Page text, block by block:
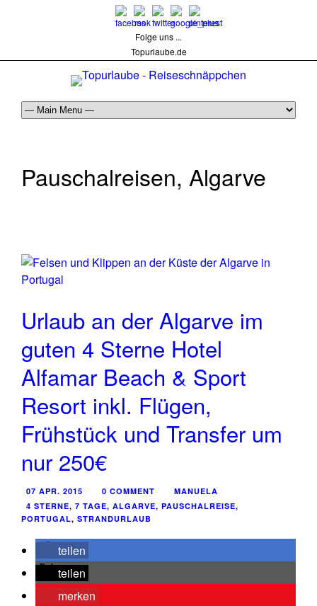
Folge uns ...
Topurlaube.de
Pauschalreisen, Algarve
Urlaub an der Algarve im
guten 4 Sterne Hotel
Alfamar Beach & Sport
Resort inkl. Flügen,
Frühstück und Transfer um
nur 250€
07 APR. 2015 0 COMMENT
MANUELA
4 STERNE, 7 TAGE, ALGARVE, PAUSCHALREISE,
PORTUGAL, STRANDURLAUB
teilen
teilen
merken